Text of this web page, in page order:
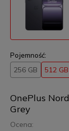
OnePlus
Grey
Ocena:
Pojemność:
256 GB 512 GB